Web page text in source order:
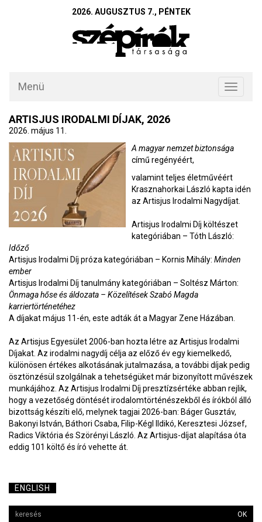
2026. AUGUSZTUS 7., PÉNTEK
Toggle
Menü
ARTISJUS IRODALMI DÍJAK, 2026
2026. május 11.
A magyar nemzet biztonsága
című regényéért,
valamint teljes életművéért
Krasznahorkai László kapta idén
az Artisjus Irodalmi Nagydíjat.
Artisjus Irodalmi Díj költészet
kategóriában – Tóth László:
Időző
Artisjus Irodalmi Díj próza kategóriában – Kornis Mihály: Minden
ember
Artisjus Irodalmi Díj tanulmány kategóriában – Soltész Márton:
Önmaga hőse és áldozata – Közelítések Szabó Magda
karriertörténetéhez
A díjakat május 11-én, este adták át a Magyar Zene Házában.
Az Artisjus Egyesület 2006-ban hozta létre az Artisjus Irodalmi
Díjakat. Az irodalmi nagydíj célja az előző év egy kiemelkedő,
különösen értékes alkotásának jutalmazása, a további díjak pedig
ösztönzésül szolgálnak a tehetségüket már bizonyított művészek
munkájához. Az Artisjus Irodalmi Díj presztízsértéke abban rejlik,
hogy a vezetőség döntését irodalomtörténészekből és írókból álló
bizottság készíti elő, melynek tagjai 2026-ban: Báger Gusztáv,
Bakonyi István, Báthori Csaba, Filip-Kégl Ildikó, Keresztesi József,
Radics Viktória és Szörényi László. Az Artisjus-díjat alapítása óta
eddig 101 költő és író vehette át.
ENGLISH
OK